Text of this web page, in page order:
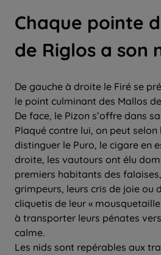
Chaque pointe
de Riglos a son
De gauche à droite le Firé se
le point culminant des Mallos
De face, le Pizon s’offre dans
Plaqué contre lui, on peut selon
distinguer le Puro, le cigare en
droite, les vautours ont élu
premiers habitants des
grimpeurs, leurs cris de joie ou
cliquetis de leur «
à transporter leurs pénates
calme.
Les nids sont repérables aux